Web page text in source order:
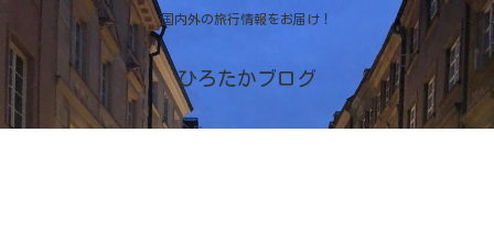
国内外の旅行情報をお届け！
ひろたかブログ